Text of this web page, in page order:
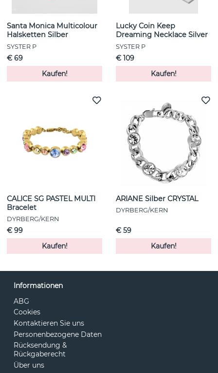
Santa Monica Multicolour
Halsketten Silber
SYSTER P
€ 69
Kaufen!
Lucky Coin Keep
Dreaming Necklace Silver
SYSTER P
€ 109
Kaufen!
CALICE SG PASTEL MULTI
Bracelet
DYRBERG/KERN
€ 99
Kaufen!
ARIANE Silber CRYSTAL
DYRBERG/KERN
€ 59
Kaufen!
Informationen
ABG
Cookies
Kontaktieren Sie uns
Personenbezogene Daten
Rücksendung &
Rückgaberecht
Über uns